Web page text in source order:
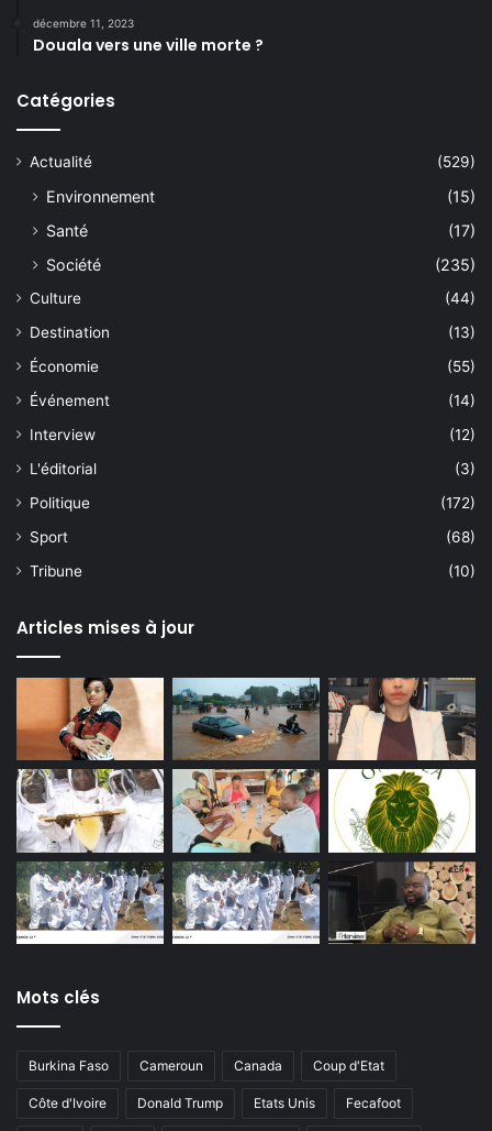
décembre 11, 2023
Douala vers une ville morte ?
Catégories
Actualité (529)
Environnement
(15)
Santé
(17)
Société
(235)
Culture
(44)
Destination
(13)
Économie
(55)
Événement
(14)
Interview
(12)
L'éditorial
(3)
Politique
(172)
Sport
(68)
Tribune
(10)
Articles mises à jour
Mots clés
Burkina Faso Cameroun Canada Coup d'Etat
Côte d'Ivoire Donald Trump Etats Unis Fecafoot